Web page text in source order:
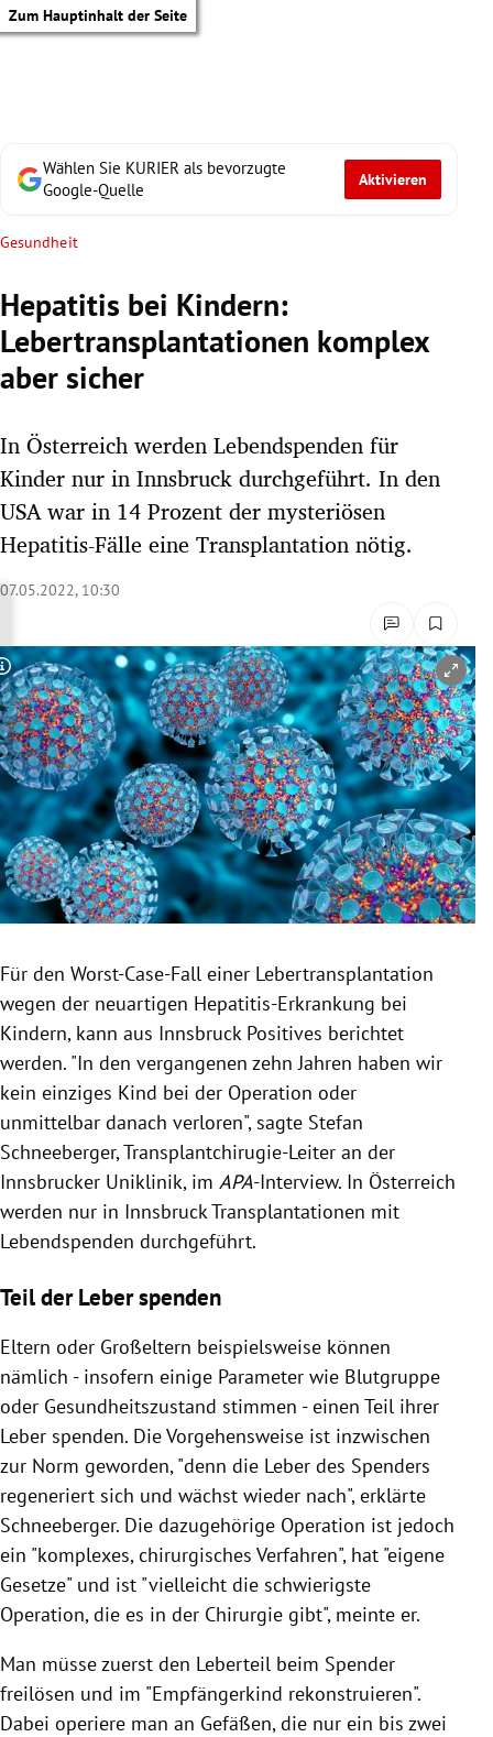
Zum Hauptinhalt der Seite
Untermenü
Untermenü
Untermenü
Untermenü
Untermenü
Untermenü
Wählen Sie KURIER als bevorzugte
Google-Quelle
Aktivieren
Gesundheit
Hepatitis bei Kindern:
Lebertransplantationen komplex
aber sicher
In Österreich werden Lebendspenden für
Kinder nur in Innsbruck durchgeführt. In den
USA war in 14 Prozent der mysteriösen
Hepatitis-Fälle eine Transplantation nötig.
07.05.2022, 10:30
Copyright-Hinweis öffnen/schließen
Für den Worst-Case-Fall einer Lebertransplantation
wegen der neuartigen Hepatitis-Erkrankung bei
Kindern, kann aus Innsbruck Positives berichtet
werden. "In den vergangenen zehn Jahren haben wir
kein einziges Kind bei der Operation oder
unmittelbar danach verloren", sagte Stefan
Schneeberger, Transplantchirugie-Leiter an der
Innsbrucker Uniklinik, im APA-Interview. In Österreich
werden nur in Innsbruck Transplantationen mit
Lebendspenden durchgeführt.
Teil der Leber spenden
Eltern oder Großeltern beispielsweise können
nämlich - insofern einige Parameter wie Blutgruppe
oder Gesundheitszustand stimmen - einen Teil ihrer
Leber spenden. Die Vorgehensweise ist inzwischen
zur Norm geworden, "denn die Leber des Spenders
regeneriert sich und wächst wieder nach", erklärte
Schneeberger. Die dazugehörige Operation ist jedoch
ein "komplexes, chirurgisches Verfahren", hat "eigene
Gesetze" und ist "vielleicht die schwierigste
Operation, die es in der Chirurgie gibt", meinte er.
Man müsse zuerst den Leberteil beim Spender
freilösen und im "Empfängerkind rekonstruieren".
Dabei operiere man an Gefäßen, die nur ein bis zwei